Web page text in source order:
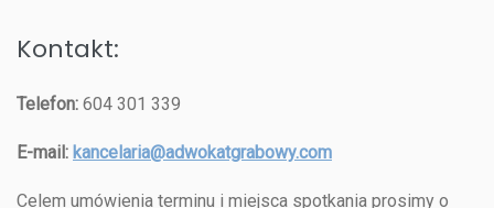
Kontakt:
Telefon: 604 301 339
E-mail: kancelaria@adwokatgrabowy.com
Celem umówienia terminu i miejsca spotkania prosimy o